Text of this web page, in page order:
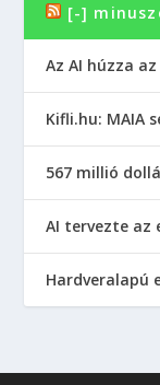
[-]
Az AI húzza
Kifli.hu: MAIA
567 millió
AI tervezte az
Hardveralapú